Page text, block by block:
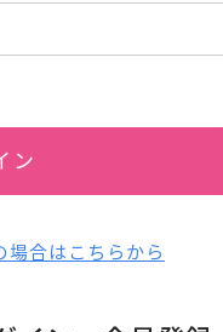
ン
場合はこちらから